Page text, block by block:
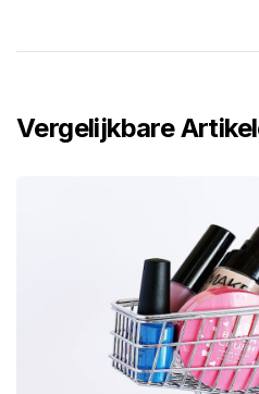
Vergelijkbare